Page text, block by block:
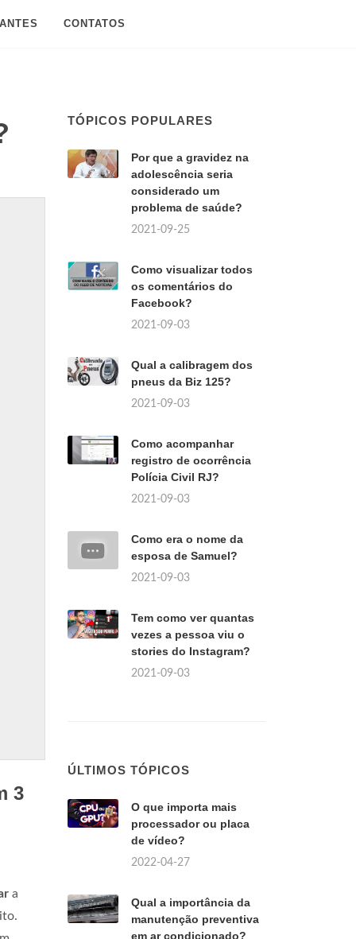
CONTATOS
3
a
TÓPICOS POPULARES
Por que a gravidez na
adolescência seria
considerado um
problema de saúde?
2021-09-25
Como visualizar todos
os comentários do
Facebook?
2021-09-03
Qual a calibragem dos
pneus da Biz 125?
2021-09-03
Como acompanhar
registro de ocorrência
Polícia Civil RJ?
2021-09-03
Como era o nome da
esposa de Samuel?
2021-09-03
Tem como ver quantas
vezes a pessoa viu o
stories do Instagram?
2021-09-03
ÚLTIMOS TÓPICOS
O que importa mais
processador ou placa
de vídeo?
2022-04-27
Qual a importância da
manutenção preventiva
em ar condicionado?